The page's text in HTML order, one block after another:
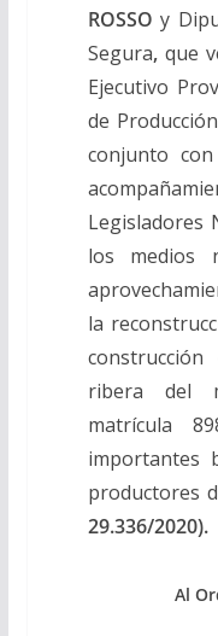
ROSSOy
Segura,que
Ejecutivo
de
conjunto
Legisladores
los medios
la
ribera del
matrícula
importantes
productores
29.336/2020).
Al